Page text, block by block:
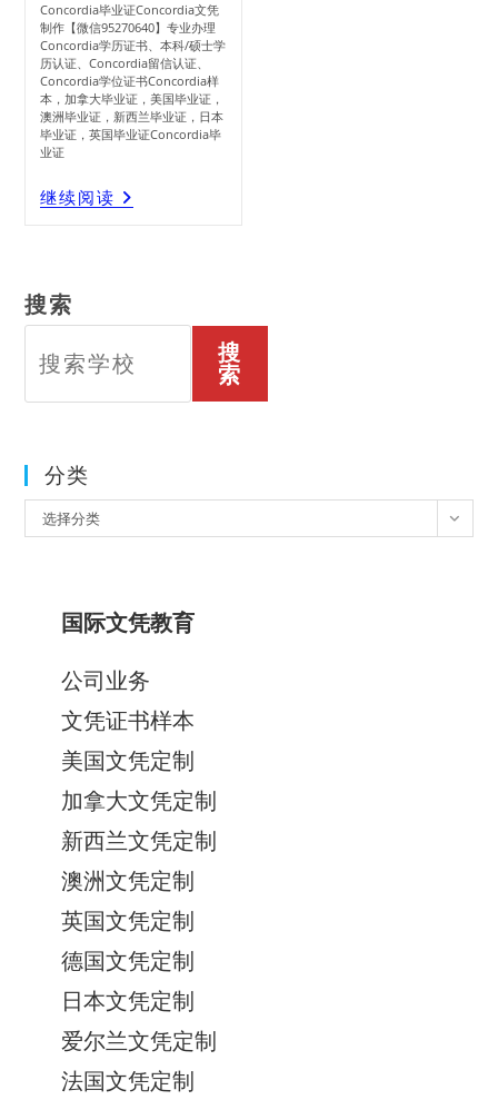
Concordia毕业证Concordia文凭
制作【微信95270640】专业办理
Concordia学历证书、本科/硕士学
历认证、Concordia留信认证、
Concordia学位证书Concordia样
本，加拿大毕业证，美国毕业证，
澳洲毕业证，新西兰毕业证，日本
毕业证，英国毕业证Concordia毕
业证
继续阅读 Concordia
毕
业
搜索
搜
索
分类
类
选择分类
国际文凭教育
公司业务
文凭证书样本
美国文凭定制
加拿大文凭定制
新西兰文凭定制
澳洲文凭定制
英国文凭定制
德国文凭定制
日本文凭定制
爱尔兰文凭定制
法国文凭定制